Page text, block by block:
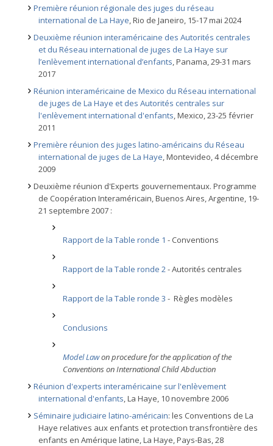
Première réunion régionale des juges du réseau
international de La Haye, Rio de Janeiro, 15-17 mai 2024
Deuxième réunion interaméricaine des Autorités centrales
et du Réseau international de juges de La Haye sur
l’enlèvement international d’enfants, Panama, 29-31 mars
2017
Réunion interaméricaine de Mexico du Réseau international
de juges de La Haye et des Autorités centrales sur
l'enlèvement international d'enfants, Mexico, 23-25 février
2011
Première réunion des juges latino-américains du Réseau
international de juges de La Haye, Montevideo, 4 décembre
2009
Deuxième réunion d'Experts gouvernementaux. Programme
de Coopération Interaméricain, Buenos Aires, Argentine, 19-
21 septembre 2007 :
Rapport de la Table ronde 1 - Conventions
Rapport de la Table ronde 2- Autorités centrales
Rapport de la Table ronde 3 - Règles modèles
Conclusions
Model Lawon procedure for the application of the
Conventions on International Child Abduction
Réunion d'experts interaméricaine sur l'enlèvement
international d'enfants, La Haye, 10 novembre 2006
Séminaire judiciaire latino-américain: les Conventions de La
Haye relatives aux enfants et protection transfrontière des
enfants en Amérique latine, La Haye, Pays-Bas, 28